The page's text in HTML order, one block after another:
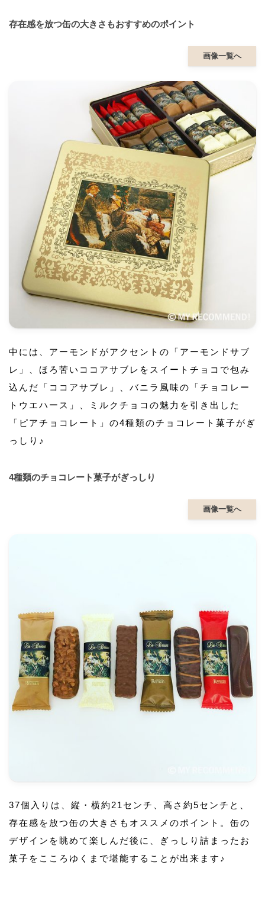
存在感を放つ缶の大きさもおすすめのポイント
画像一覧へ
中には、アーモンドがアクセントの「アーモンドサブ
レ」、ほろ苦いココアサブレをスイートチョコで包み
込んだ「ココアサブレ」、バニラ風味の「チョコレー
トウエハース」、ミルクチョコの魅力を引き出した
「ピアチョコレート」の4種類のチョコレート菓子がぎ
っしり♪
4種類のチョコレート菓子がぎっしり
画像一覧へ
37個入りは、縦・横約21センチ、高さ約5センチと、
存在感を放つ缶の大きさもオススメのポイント。缶の
デザインを眺めて楽しんだ後に、ぎっしり詰まったお
菓子をこころゆくまで堪能することが出来ます♪